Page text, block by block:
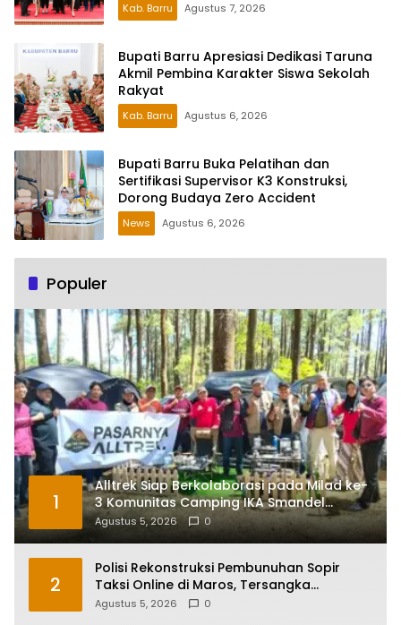
Kab. Barru Agustus 7, 2026
Bupati Barru Apresiasi Dedikasi Taruna
Akmil Pembina Karakter Siswa Sekolah
Rakyat
Kab. Barru Agustus 6, 2026
Bupati Barru Buka Pelatihan dan
Sertifikasi Supervisor K3 Konstruksi,
Dorong Budaya Zero Accident
News Agustus 6, 2026
Populer
1
Alltrek Siap Berkolaborasi pada Milad ke-
3 Komunitas Camping IKA Smandel
Makassar di Malino
Agustus 5, 2026 0
2
Polisi Rekonstruksi Pembunuhan Sopir
Taksi Online di Maros, Tersangka
Peragakan 24 Adegan
Agustus 5, 2026 0